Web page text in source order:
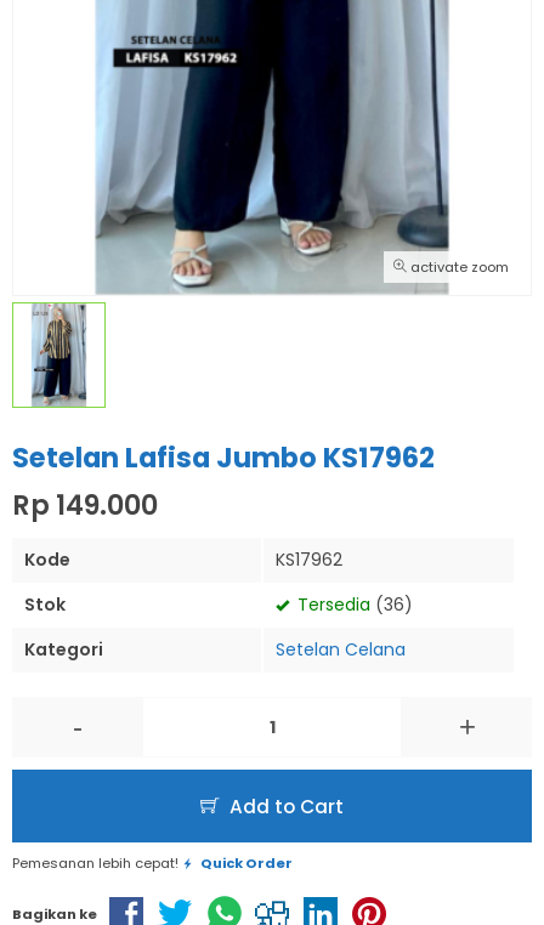
activate zoom
Setelan Lafisa Jumbo KS17962
Rp 149.000
Kode
KS17962
Stok
Tersedia (36)
Kategori
Setelan Celana
- +
Add to Cart
Pemesanan lebih cepat! Quick Order
Bagikan ke